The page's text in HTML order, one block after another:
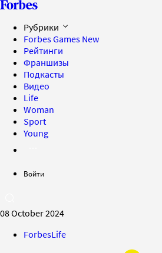
Рубрики
Forbes Games New
Рейтинги
Франшизы
Подкасты
Видео
Life
Woman
Sport
Young
Войти
08 October 2024
ForbesLife